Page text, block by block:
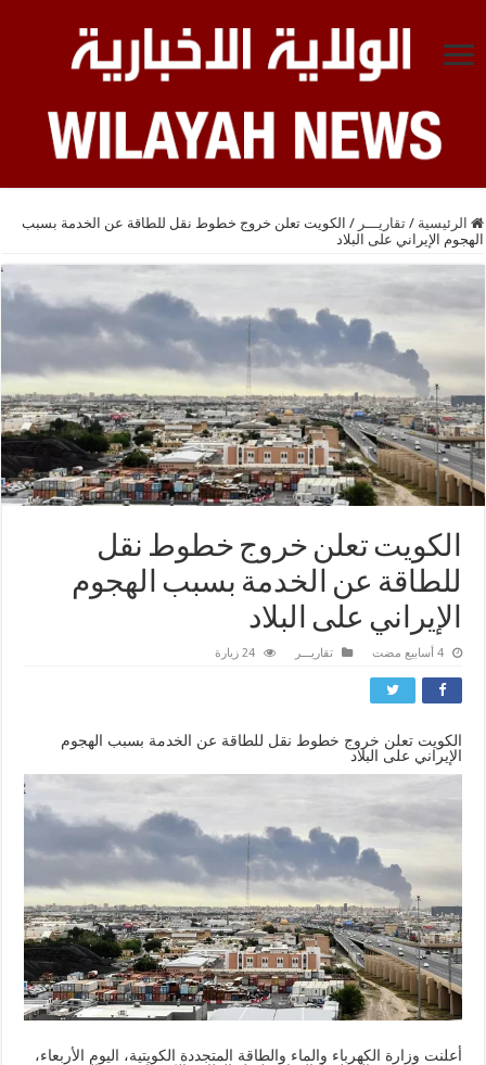
الرئيسية / تقاريـــر / الكويت تعلن خروج خطوط نقل للطاقة عن الخدمة بسبب
الهجوم الإيراني على البلاد
الكويت تعلن خروج خطوط نقل
للطاقة عن الخدمة بسبب الهجوم
الإيراني على البلاد
‏4 أسابيع مضت تقاريـــر 24 زيارة
الكويت تعلن خروج خطوط نقل للطاقة عن الخدمة بسبب الهجوم
الإيراني على البلاد
أعلنت وزارة الكهرباء والماء والطاقة المتجددة الكويتية، اليوم الأربعاء،